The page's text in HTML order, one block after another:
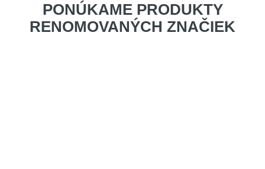
PONÚKAME PRODUKTY
RENOMOVANÝCH ZNAČIEK